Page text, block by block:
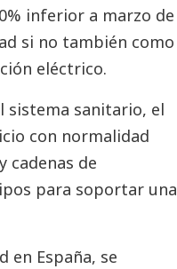
inferior a marzo de
si no también como
eléctrico.
sistema sanitario, el
con normalidad
cadenas de
para soportar una
en España, se